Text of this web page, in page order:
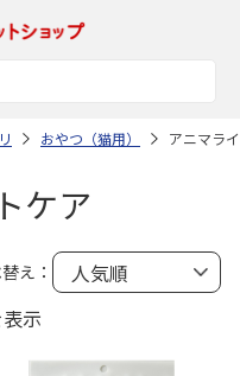
おやつ（猫用） アニマラ
ケア
え：
示